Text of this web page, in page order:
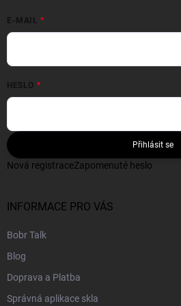
E-MAIL
HESLO
Přihlásit se
Nová registraceZapomenuté heslo
INFORMACE PRO VÁS
Bobr Talk
Blog
Doprava a Platba
Správná aplikace skla